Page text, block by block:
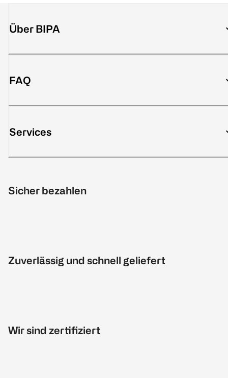
Über BIPA
FAQ
Services
Sicher bezahlen
Zuverlässig und schnell geliefert
Wir sind zertifiziert